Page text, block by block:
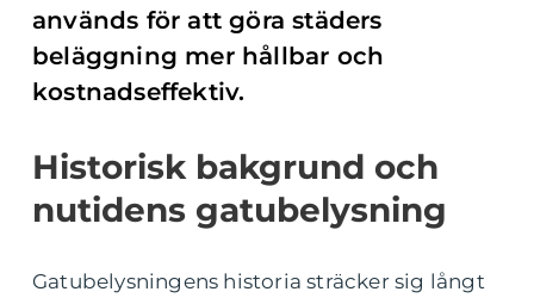
används för att göra städers
beläggning mer hållbar och
kostnadseffektiv.
Historisk bakgrund och
nutidens gatubelysning
Gatubelysningens historia sträcker sig långt